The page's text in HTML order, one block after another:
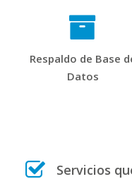
Respaldo de Base
Datos
Servicios